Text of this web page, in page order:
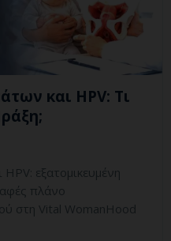
και HPV: Τι
εξατομικευμένη
πλάνο
στη Vital WomanHood